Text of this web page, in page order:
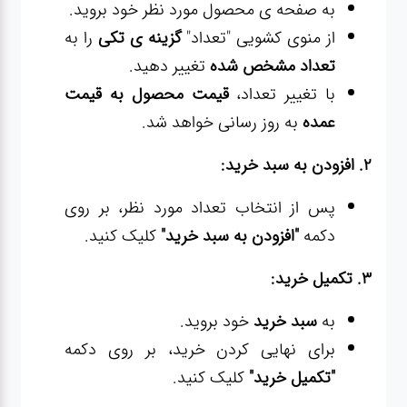
مکانیکی
بکس
تیغه و
صفحه
به صفحه ی محصول مورد نظر خود بروید.
از منوی کشویی "تعداد"گزینه ی تکی را به
تعداد مشخص شدهتغییر دهید.
با تغییر تعداد،قیمت محصول به قیمت
عمدهبه روز رسانی خواهد شد.
2. افزودن به سبد خرید:
پس از انتخاب تعداد مورد نظر، بر روی
دکمه"افزودن به سبد خرید"کلیک کنید.
3. تکمیل خرید:
بهسبد خریدخود بروید.
برای نهایی کردن خرید، بر روی دکمه
"تکمیل خرید"کلیک کنید.